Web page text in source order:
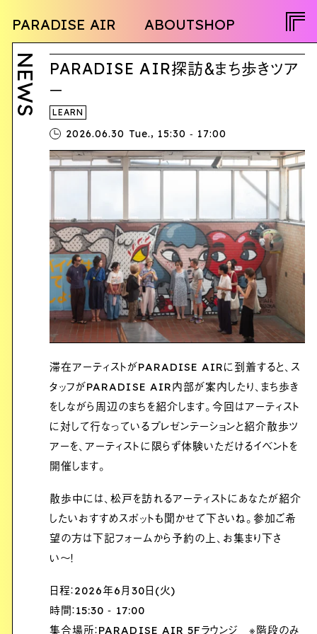
PARADISE AIR ABOUTSHOP
NEWSPROGRAMOPENCALLACTIVITYPEOPLE TWITTER
EN
NEWS
PARADISE AIR探訪＆まち歩きツア
ー
LEARN
2026.06.30 Tue., 15:30 ‐ 17:00
滞在アーティストがPARADISE AIRに到着すると、ス
タッフがPARADISE AIR内部が案内したり、まち歩き
をしながら周辺のまちを紹介します。今回はアーティスト
に対して行なっているプレゼンテーションと紹介散歩ツ
アーを、アーティストに限らず体験いただけるイベントを
開催します。
散歩中には、松戸を訪れるアーティストにあなたが紹介
したいおすすめスポットも聞かせて下さいね。参加ご希
望の方は下記フォームから予約の上、お集まり下さ
い〜！
日程：2026年6月30日(火)
時間：15:30 ‐ 17:00
集合場所：PARADISE AIR 5Fラウンジ ※階段のみ